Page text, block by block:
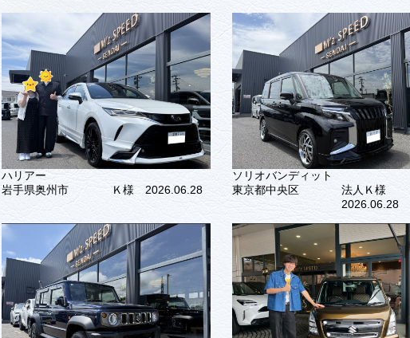
ハリアー
岩手県奥州市
Ｋ様 2026.06.28
ソリオバンディット
東京都中央区
法人Ｋ様
2026.06.28